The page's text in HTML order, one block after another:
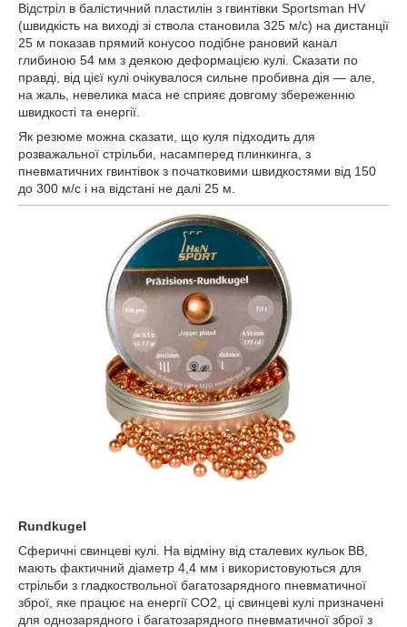
Відстріл в балістичний пластилін з гвинтівки Sportsman HV
(швидкість на виході зі ствола становила 325 м/с) на дистанції
25 м показав прямий конусоо подібне рановий канал
глибиною 54 мм з деякою деформацією кулі. Сказати по
правді, від цієї кулі очікувалося сильне пробивна дія — але,
на жаль, невелика маса не сприяє довгому збереженню
швидкості та енергії.
Як резюме можна сказати, що куля підходить для
розважальної стрільби, насамперед плинкинга, з
пневматичних гвинтівок з початковими швидкостями від 150
до 300 м/с і на відстані не далі 25 м.
Rundkugel
Сферичні свинцеві кулі. На відміну від сталевих кульок BB,
мають фактичний діаметр 4,4 мм і використовуються для
стрільби з гладкоствольної багатозарядного пневматичної
зброї, яке працює на енергії СО2, ці свинцеві кулі призначені
для однозарядного і багатозарядного пневматичної зброї з